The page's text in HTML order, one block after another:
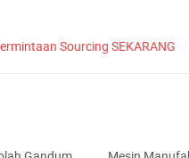
Sourcing SEKARANG